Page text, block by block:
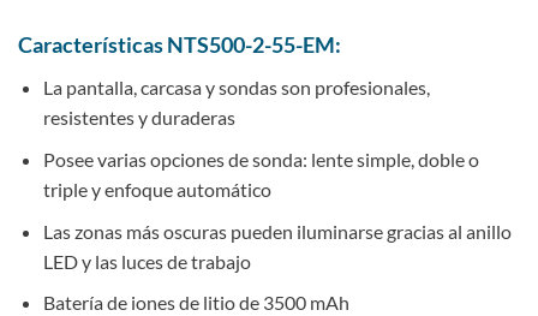
Características NTS500-2-55-EM:
La pantalla, carcasa y sondas son profesionales,
resistentes y duraderas
Posee varias opciones de sonda: lente simple, doble o
triple y enfoque automático
Las zonas más oscuras pueden iluminarse gracias al anillo
LED y las luces de trabajo
Batería de iones de litio de 3500 mAh